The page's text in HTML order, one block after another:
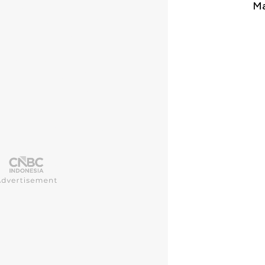
Mana yang Cuannya Paling